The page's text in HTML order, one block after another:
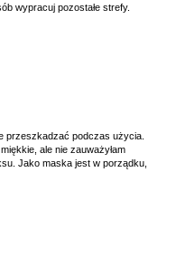
wypracuj pozostałe strefy.
przeszkadzać podczas użycia.
ale nie zauważyłam
Jako maska jest w porządku,